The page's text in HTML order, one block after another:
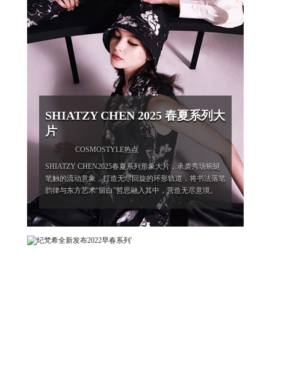
SHIATZY CHEN 2025 春夏系列大
片
COSMOSTYLE热点
SHIATZY CHEN2025春夏系列形象大片，承袭秀场蜿蜒
笔触的流动意象，打造无尽回旋的环形轨道，将书法落笔
韵律与东方艺术“留白”哲思融入其中，营造无尽意境。
'